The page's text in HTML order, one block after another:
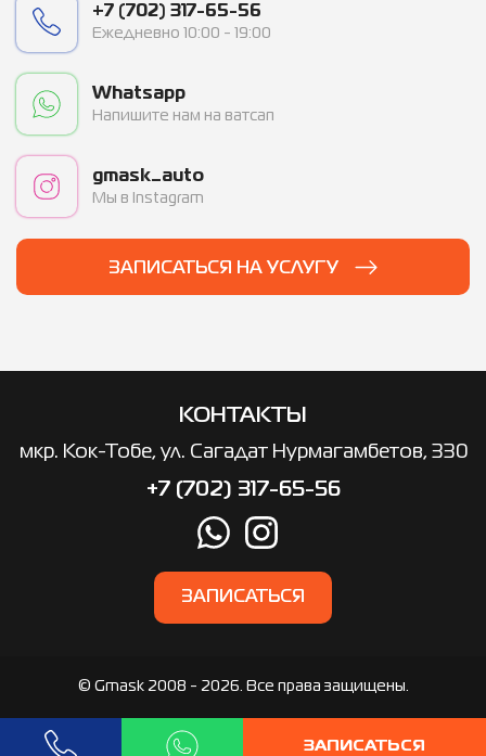
+7 (702) 317-65-56
Ежедневно 10:00 - 19:00
Whatsapp
Напишите нам на ватсап
gmask_auto
Мы в Instagram
ЗАПИСАТЬСЯ НА УСЛУГУ
КОНТАКТЫ
мкр. ​Кок-Тобе, ул. Сагадат Нурмагамбетов, 330
+7 (702) 317-65-56
ЗАПИСАТЬСЯ
© Gmask 2008 - 2026. Все права защищены.
ЗАПИСАТЬСЯ